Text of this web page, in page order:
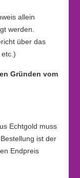
allein
werden.
über das
Gründen vom
Echtgold muss
ist der
Endpreis